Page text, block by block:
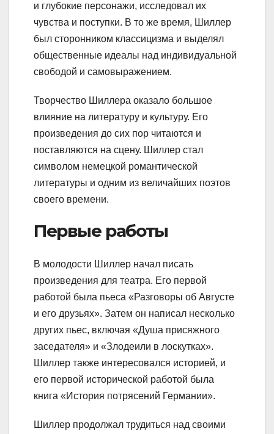
и глубокие персонажи, исследовал их
чувства и поступки. В то же время, Шиллер
был сторонником классицизма и выделял
общественные идеалы над индивидуальной
свободой и самовыражением.
Творчество Шиллера оказало большое
влияние на литературу и культуру. Его
произведения до сих пор читаются и
поставляются на сцену. Шиллер стал
символом немецкой романтической
литературы и одним из величайших поэтов
своего времени.
Первые работы
В молодости Шиллер начал писать
произведения для театра. Его первой
работой была пьеса «Разговоры об Августе
и его друзьях». Затем он написал несколько
других пьес, включая «Душа присяжного
заседателя» и «Злодеили в лоскутках».
Шиллер также интересовался историей, и
его первой исторической работой была
книга «История потрясений Германии».
Шиллер продолжал трудиться над своими